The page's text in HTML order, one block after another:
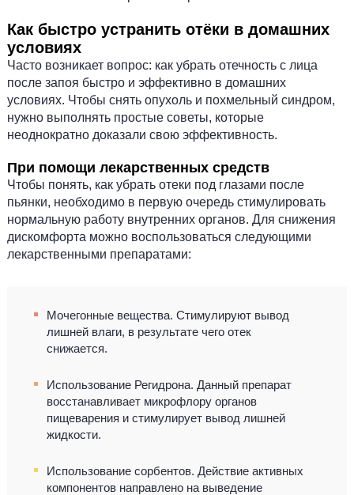
Как быстро устранить отёки в домашних
условиях
Часто возникает вопрос: как убрать отечность с лица
после запоя быстро и эффективно в домашних
условиях. Чтобы снять опухоль и похмельный синдром,
нужно выполнять простые советы, которые
неоднократно доказали свою эффективность.
При помощи лекарственных средств
Чтобы понять, как убрать отеки под глазами после
пьянки, необходимо в первую очередь стимулировать
нормальную работу внутренних органов. Для снижения
дискомфорта можно воспользоваться следующими
лекарственными препаратами:
Мочегонные вещества. Стимулируют вывод
лишней влаги, в результате чего отек
снижается.
Использование Регидрона. Данный препарат
восстанавливает микрофлору органов
пищеварения и стимулирует вывод лишней
жидкости.
Использование сорбентов. Действие активных
компонентов направлено на выведение